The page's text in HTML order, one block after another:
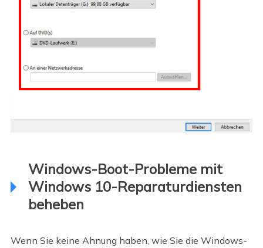
Windows-Boot-Probleme mit
Windows 10-Reparaturdiensten
beheben
Wenn Sie keine Ahnung haben, wie Sie die Windows-